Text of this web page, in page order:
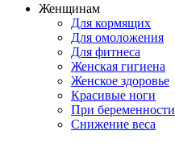
Женщинам
Для кормящих
Для омоложения
Для фитнеса
Женская гигиена
Женское здоровье
Красивые ноги
При беременности
Снижение веса